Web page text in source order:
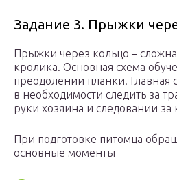
Задание 3. Прыжки
Прыжки через кольцо –
кролика. Основная схема
преодолении планки. Главная
в необходимости следить за
руки хозяина и следовании за
При подготовке питомца
основные моменты